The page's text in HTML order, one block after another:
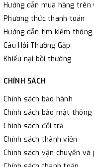
Hướng dẫn mua hàng trên
Phương thức thanh toán
Hướng dẫn tìm kiếm
Câu Hỏi Thường Gặp
Khiếu nại bồi thường
CHÍNH SÁCH
Chính sách bảo hành
Chính sách bảo mật thông
Chính sách đổi trả
Chính sách thành viên
Chính sách vận chuyển và